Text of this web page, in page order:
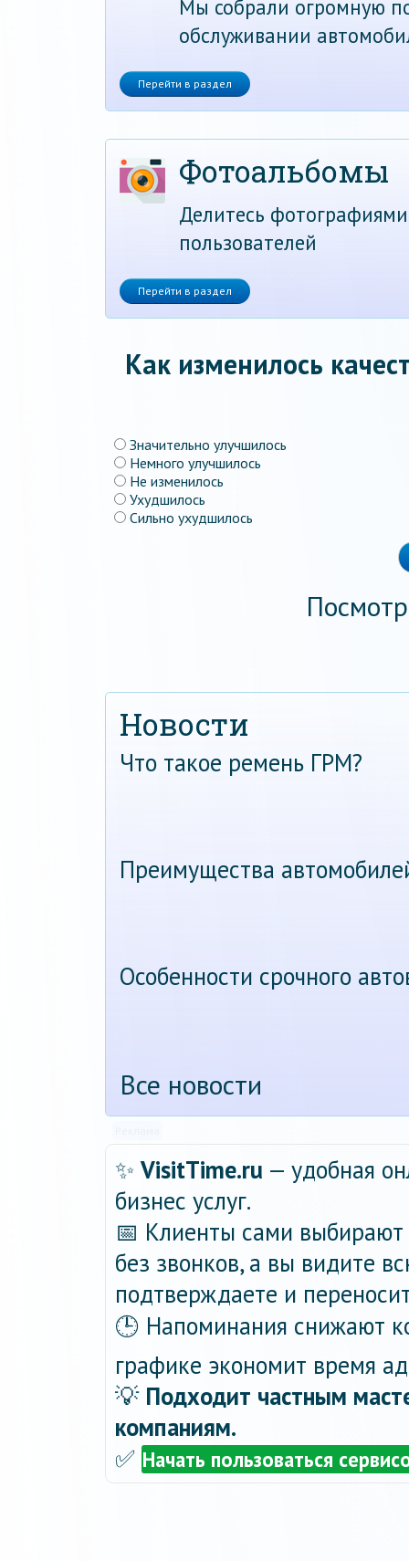
Мы собрали огромную
обслуживании
Перейти в раздел
Фотоальбомы
Делитесь
пользователей
Перейти в раздел
Как изменилось
Значительно улучшилось
Немного улучшилось
Не изменилось
Ухудшилось
Сильно ухудшилось
Новости
Что такое ремень ГРМ?
Преимущества
Особенности срочного
Все новости
✨ VisitTime.ru — удобная
бизнес услуг.
📅 Клиенты сами
без звонков, а вы видите
подтверждаете и
🕒 Напоминания снижают
графике экономит время
💡 Подходит частным
компаниям.
✅ Начать пользоваться